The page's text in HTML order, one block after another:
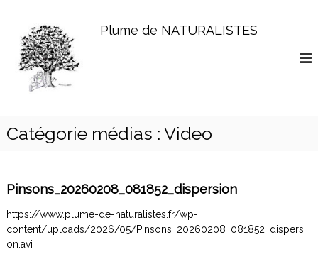
Plume de NATURALISTES
Catégorie médias : Video
Pinsons_20260208_081852_dispersion
https://www.plume-de-naturalistes.fr/wp-
content/uploads/2026/05/Pinsons_20260208_081852_dispersi
on.avi